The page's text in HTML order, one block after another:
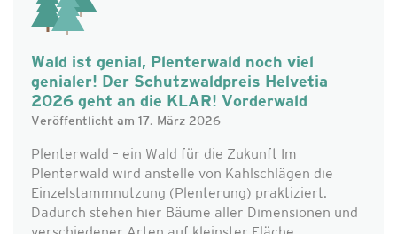
Wald ist genial, Plenterwald noch viel
genialer! Der Schutzwaldpreis Helvetia
2026 geht an die KLAR! Vorderwald
Veröffentlicht am 17. März 2026
Plenterwald – ein Wald für die Zukunft Im
Plenterwald wird anstelle von Kahlschlägen die
Einzelstammnutzung (Plenterung) praktiziert.
Dadurch stehen hier Bäume aller Dimensionen und